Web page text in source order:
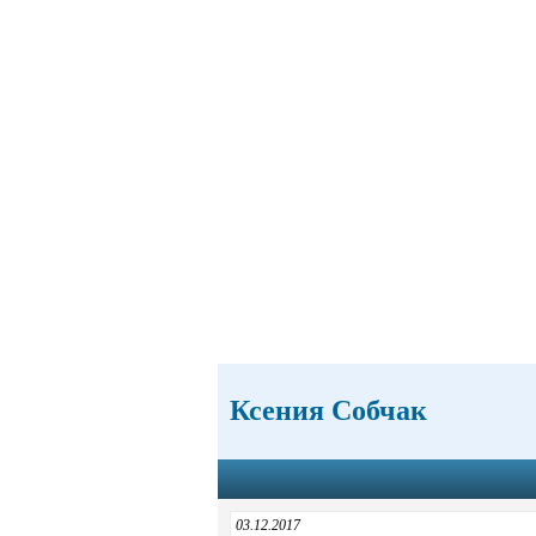
Ксения Собчак
03.12.2017